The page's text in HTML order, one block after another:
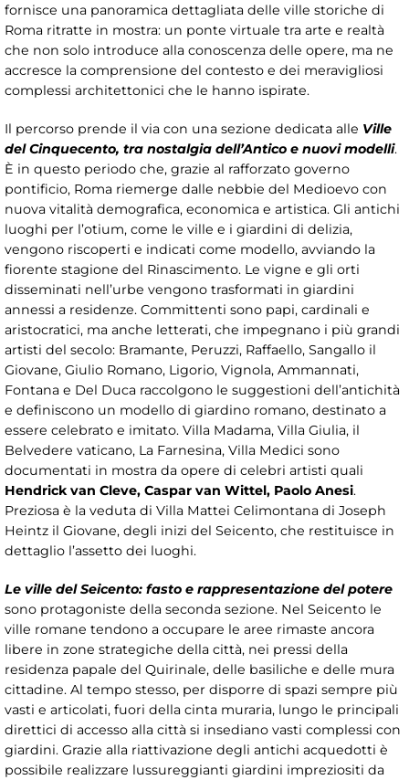
fornisce una panoramica dettagliata delle ville storiche di
Roma ritratte in mostra: un ponte virtuale tra arte e realtà
che non solo introduce alla conoscenza delle opere, ma ne
accresce la comprensione del contesto e dei meravigliosi
complessi architettonici che le hanno ispirate.
Il percorso prende il via con una sezione dedicata alle Ville
del Cinquecento, tra nostalgia dell’Antico e nuovi modelli.
È in questo periodo che, grazie al rafforzato governo
pontificio, Roma riemerge dalle nebbie del Medioevo con
nuova vitalità demografica, economica e artistica. Gli antichi
luoghi per l’otium, come le ville e i giardini di delizia,
vengono riscoperti e indicati come modello, avviando la
fiorente stagione del Rinascimento. Le vigne e gli orti
disseminati nell’urbe vengono trasformati in giardini
annessi a residenze. Committenti sono papi, cardinali e
aristocratici, ma anche letterati, che impegnano i più grandi
artisti del secolo: Bramante, Peruzzi, Raffaello, Sangallo il
Giovane, Giulio Romano, Ligorio, Vignola, Ammannati,
Fontana e Del Duca raccolgono le suggestioni dell’antichità
e definiscono un modello di giardino romano, destinato a
essere celebrato e imitato. Villa Madama, Villa Giulia, il
Belvedere vaticano, La Farnesina, Villa Medici sono
documentati in mostra da opere di celebri artisti quali
Hendrick van Cleve, Caspar van Wittel, Paolo Anesi.
Preziosa è la veduta di Villa Mattei Celimontana di Joseph
Heintz il Giovane, degli inizi del Seicento, che restituisce in
dettaglio l’assetto dei luoghi.
Le ville del Seicento: fasto e rappresentazione del potere
sono protagoniste della seconda sezione. Nel Seicento le
ville romane tendono a occupare le aree rimaste ancora
libere in zone strategiche della città, nei pressi della
residenza papale del Quirinale, delle basiliche e delle mura
cittadine. Al tempo stesso, per disporre di spazi sempre più
vasti e articolati, fuori della cinta muraria, lungo le principali
direttici di accesso alla città si insediano vasti complessi con
giardini. Grazie alla riattivazione degli antichi acquedotti è
possibile realizzare lussureggianti giardini impreziositi da